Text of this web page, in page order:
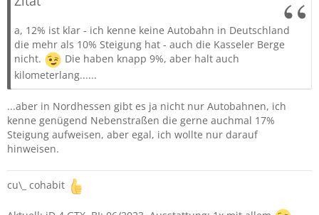
a, 12% ist klar - ich kenne keine Autobahn in Deutschland
die mehr als 10% Steigung hat - auch die Kasseler Berge
nicht.
Die haben knapp 9%, aber halt auch
kilometerlang......
...aber in Nordhessen gibt es ja nicht nur Autobahnen, ich
kenne genügend Nebenstraßen die gerne auchmal 17%
Steigung aufweisen, aber egal, ich wollte nur darauf
hinweisen.
cu\_ cohabit